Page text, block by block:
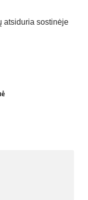
atsiduria sostinėje